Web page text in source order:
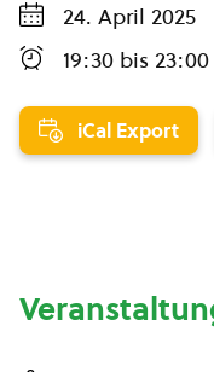
24. April 2025
19:30 bis 23:00
iCal Export